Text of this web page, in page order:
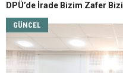
DPÜ’de İrade Bizim Zafer
GÜNCEL